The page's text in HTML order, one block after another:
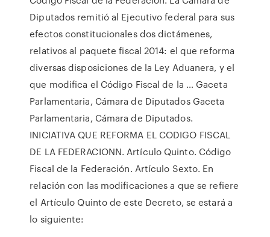
Diputados remitió al Ejecutivo federal para sus
efectos constitucionales dos dictámenes,
relativos al paquete fiscal 2014: el que reforma
diversas disposiciones de la Ley Aduanera, y el
que modifica el Código Fiscal de la … Gaceta
Parlamentaria, Cámara de Diputados Gaceta
Parlamentaria, Cámara de Diputados.
INICIATIVA QUE REFORMA EL CODIGO FISCAL
DE LA FEDERACIONN. Artículo Quinto. Código
Fiscal de la Federación. Artículo Sexto. En
relación con las modificaciones a que se refiere
el Artículo Quinto de este Decreto, se estará a
lo siguiente: